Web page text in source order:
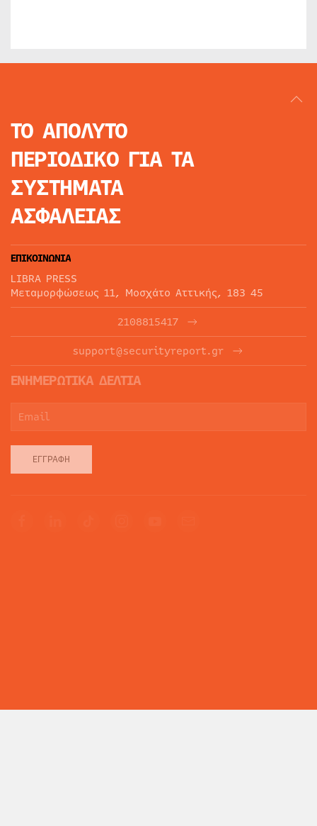
ΤΟ ΑΠΟΛΥΤΟ
ΠΕΡΙΟΔΙΚΟ ΓΙΑ ΤΑ
ΣΥΣΤΗΜΑΤΑ
ΑΣΦΑΛΕΙΑΣ
ΕΠΙΚΟΙΝΩΝΙΑ
LIBRA PRESS
Μεταμορφώσεως 11, Μοσχάτο Αττικής, 183 45
2108815417
support@securityreport.gr
ΕΝΗΜΕΡΩΤΙΚΑ ΔΕΛΤΙΑ
ΕΓΓΡΑΦΉ